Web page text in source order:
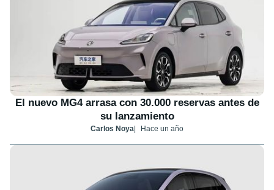
El nuevo MG4 arrasa con 30.000 reservas antes de
su lanzamiento
Carlos Noya Hace un año